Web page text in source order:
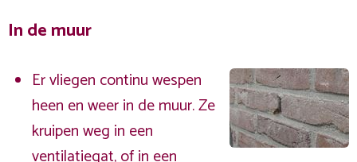
In de muur
Er vliegen continu wespen
heen en weer in de muur. Ze
kruipen weg in een